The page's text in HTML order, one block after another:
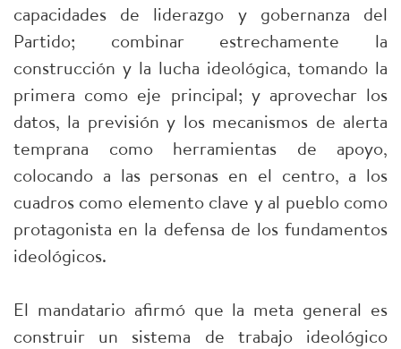
capacidades de liderazgo y gobernanza del
Partido; combinar estrechamente la
construcción y la lucha ideológica, tomando la
primera como eje principal; y aprovechar los
datos, la previsión y los mecanismos de alerta
temprana como herramientas de apoyo,
colocando a las personas en el centro, a los
cuadros como elemento clave y al pueblo como
protagonista en la defensa de los fundamentos
ideológicos.
El mandatario afirmó que la meta general es
construir un sistema de trabajo ideológico